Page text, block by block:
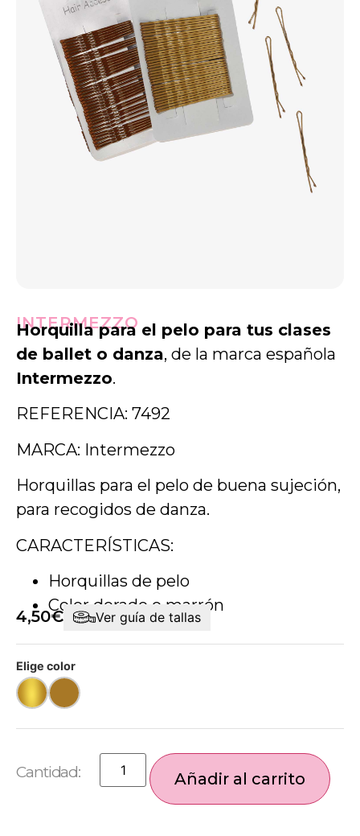
INTERMEZZO
Horquilla para el pelo para tus clases
de ballet o danza, de la marca española
Intermezzo.
REFERENCIA: 7492
MARCA: Intermezzo
Horquillas para el pelo de buena sujeción,
para recogidos de danza.
CARACTERÍSTICAS:
Horquillas de pelo
Color dorado o marrón
4,50€ Ver guía de tallas
Elige color
Añadir al carrito